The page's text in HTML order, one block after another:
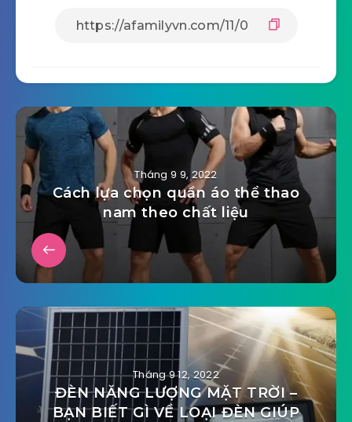
Tháng 9 9, 2022
Cách lựa chọn quần áo thể thao
nam theo chất liệu
Tháng 9 12, 2022
ĐÈN NĂNG LƯỢNG MẶT TRỜI –
BẠN BIẾT GÌ VỀ LOẠI ĐÈN GIÚP